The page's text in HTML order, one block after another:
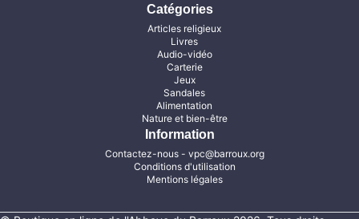
Catégories
Articles religieux
Livres
Audio-vidéo
Carterie
Jeux
Sandales
Alimentation
Nature et bien-être
Information
Contactez-nous- vpc@barroux.org
Conditions d'utilisation
Mentions légales